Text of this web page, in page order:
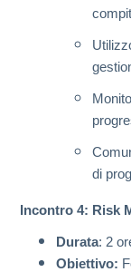
di
Incontro 4: Risk
Durata: 2
Obiettivo: